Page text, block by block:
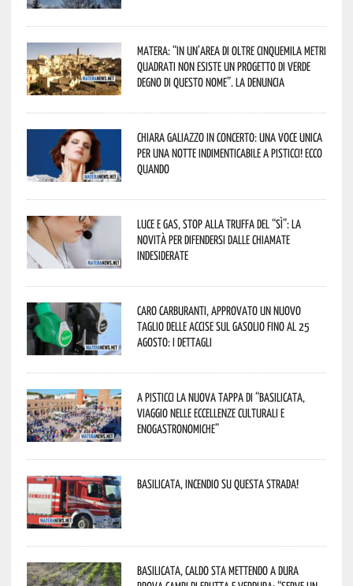
Matera: “In un’area di oltre cinquemila metri
quadrati non esiste un progetto di verde
degno di questo nome”. La denuncia
Chiara Galiazzo in concerto: una voce unica
per una notte indimenticabile a Pisticci! Ecco
quando
Luce e gas, stop alla truffa del “Sì”: la
novità per difendersi dalle chiamate
indesiderate
Caro carburanti, approvato un nuovo
taglio delle accise sul gasolio fino al 25
agosto: i dettagli
A Pisticci la nuova tappa di “Basilicata,
viaggio nelle eccellenze culturali e
enogastronomiche”
Basilicata, incendio su questa strada!
Basilicata, caldo sta mettendo a dura